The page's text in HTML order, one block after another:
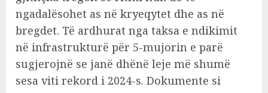
ngadalësohet as në kryeqytet dhe as në
bregdet. Të ardhurat nga taksa e ndikimit
në infrastrukturë për 5-mujorin e parë
sugjerojnë se janë dhënë leje më shumë
sesa viti rekord i 2024-s. Dokumente si